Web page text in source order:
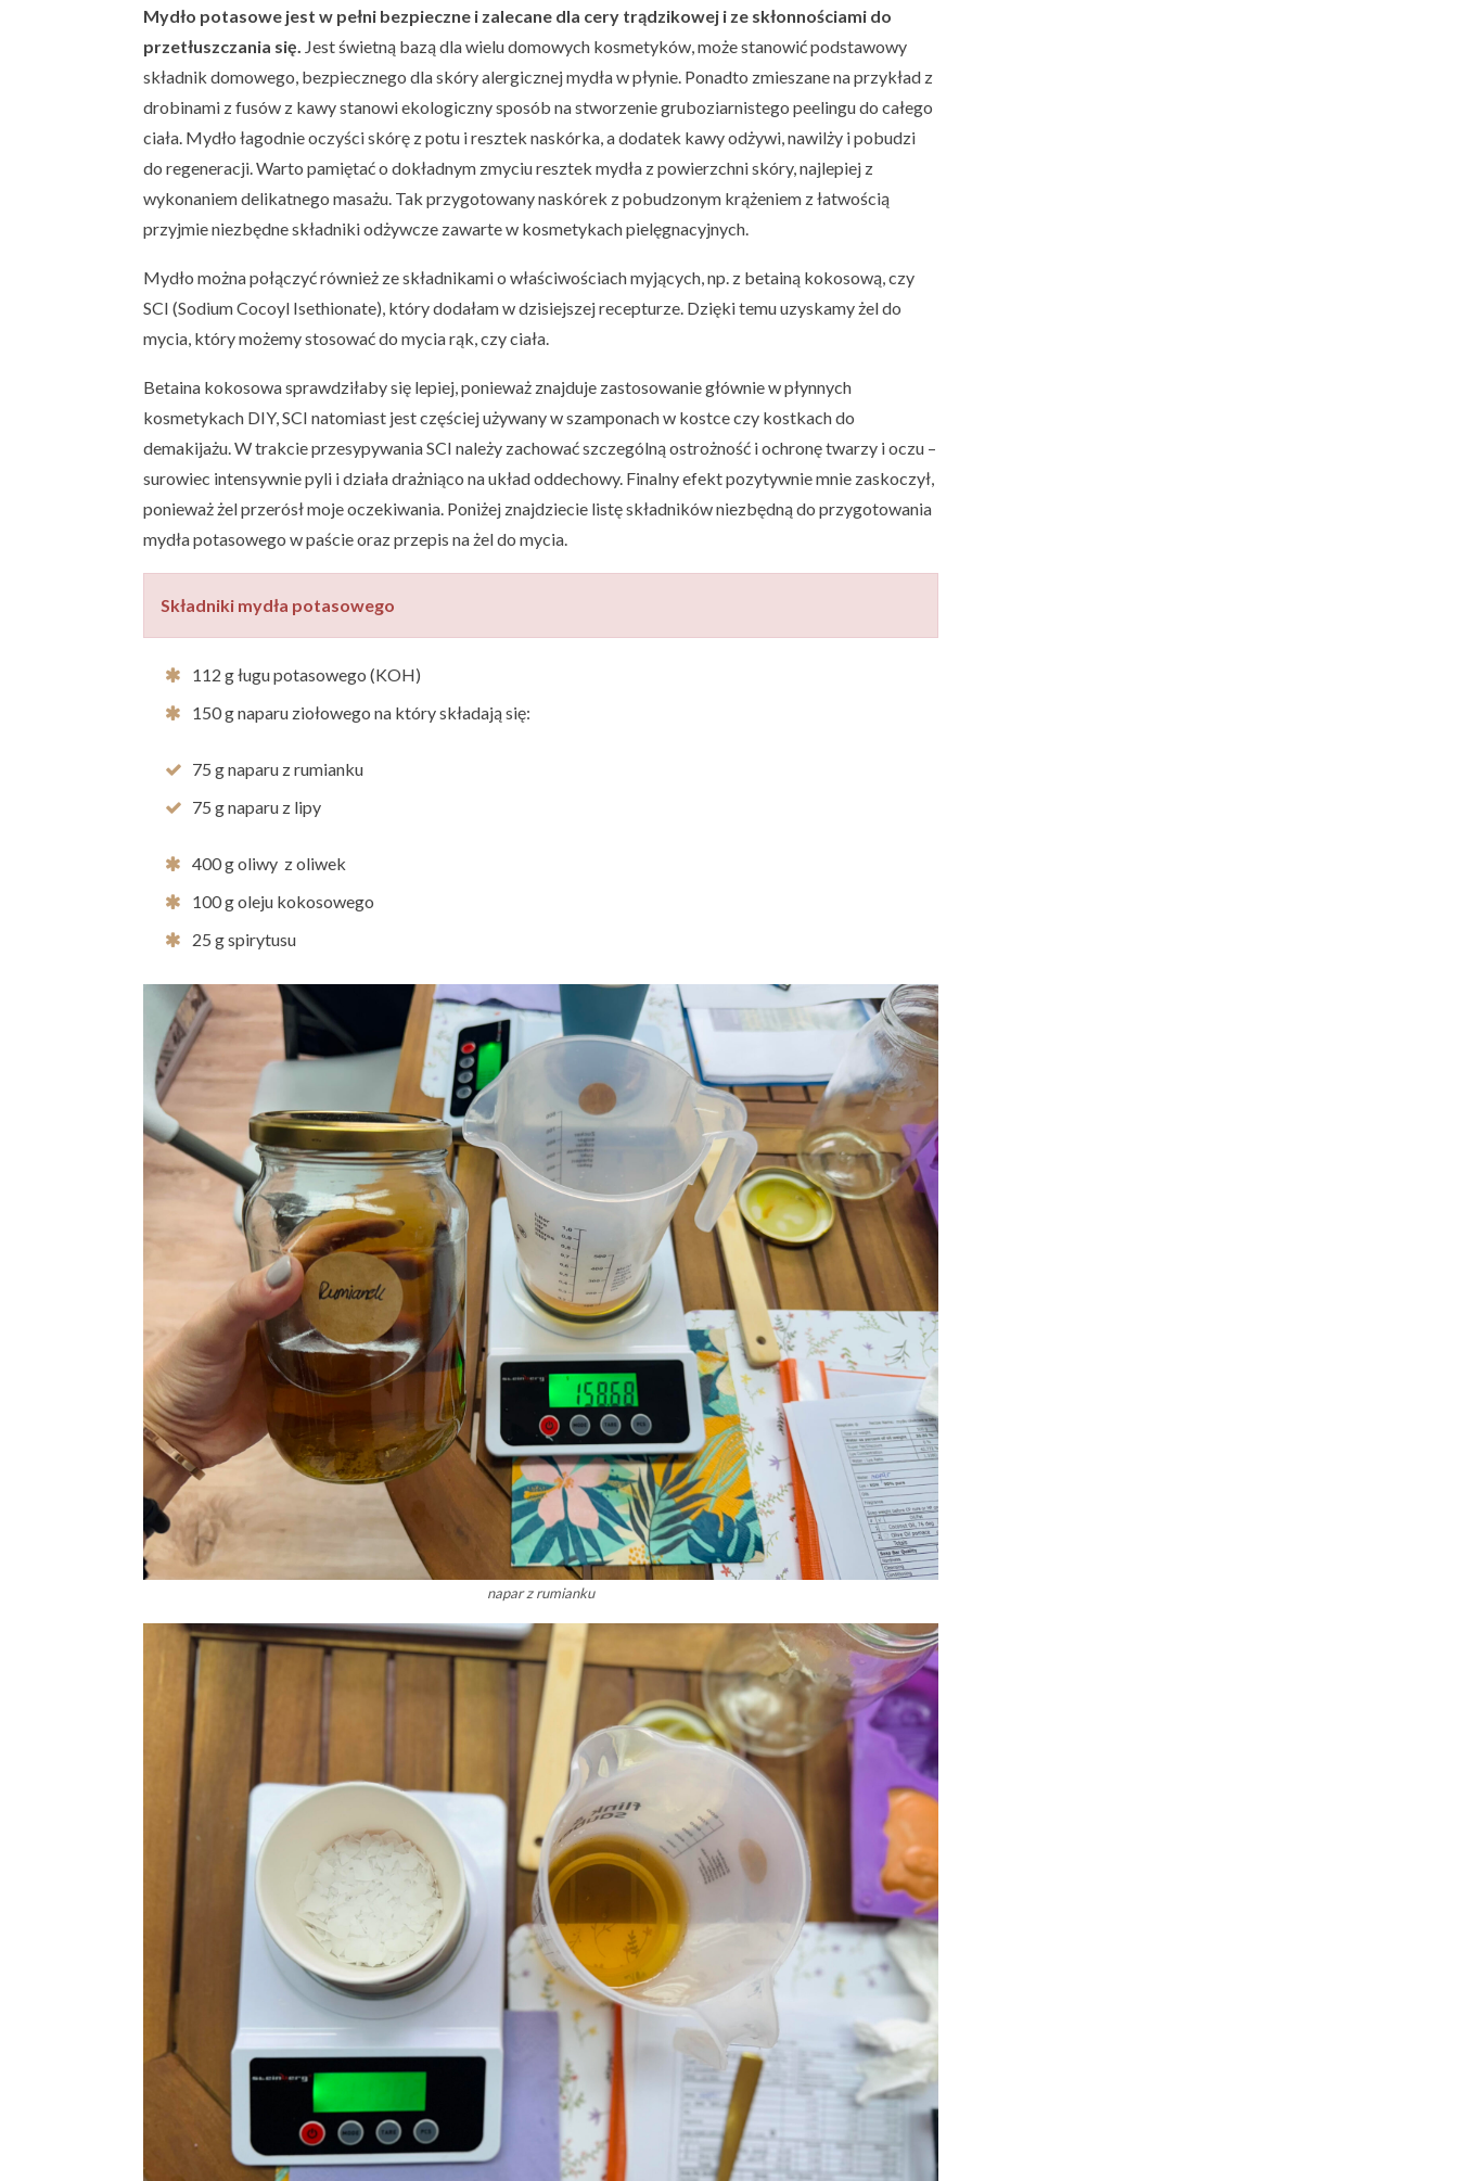
Mydło potasowe jest w pełni bezpieczne i zalecane dla cery trądzikowej i ze skłonnościami do
przetłuszczania się. Jest świetną bazą dla wielu domowych kosmetyków, może stanowić podstawowy
składnik domowego, bezpiecznego dla skóry alergicznej mydła w płynie. Ponadto zmieszane na przykład z
drobinami z fusów z kawy stanowi ekologiczny sposób na stworzenie gruboziarnistego peelingu do całego
ciała. Mydło łagodnie oczyści skórę z potu i resztek naskórka, a dodatek kawy odżywi, nawilży i pobudzi
do regeneracji. Warto pamiętać o dokładnym zmyciu resztek mydła z powierzchni skóry, najlepiej z
wykonaniem delikatnego masażu. Tak przygotowany naskórek z pobudzonym krążeniem z łatwością
przyjmie niezbędne składniki odżywcze zawarte w kosmetykach pielęgnacyjnych.
Mydło można połączyć również ze składnikami o właściwościach myjących, np. z betainą kokosową, czy
SCI (Sodium Cocoyl Isethionate), który dodałam w dzisiejszej recepturze. Dzięki temu uzyskamy żel do
mycia, który możemy stosować do mycia rąk, czy ciała.
Betaina kokosowa sprawdziłaby się lepiej, ponieważ znajduje zastosowanie głównie w płynnych
kosmetykach DIY, SCI natomiast jest częściej używany w szamponach w kostce czy kostkach do
demakijażu. W trakcie przesypywania SCI należy zachować szczególną ostrożność i ochronę twarzy i oczu –
surowiec intensywnie pyli i działa drażniąco na układ oddechowy. Finalny efekt pozytywnie mnie zaskoczył,
ponieważ żel przerósł moje oczekiwania. Poniżej znajdziecie listę składników niezbędną do przygotowania
mydła potasowego w paście oraz przepis na żel do mycia.
Składniki mydła potasowego
112 g ługu potasowego (KOH)
150 g naparu ziołowego na który składają się:
75 g naparu z rumianku
75 g naparu z lipy
400 g oliwy z oliwek
100 g oleju kokosowego
25 g spirytusu
napar z rumianku